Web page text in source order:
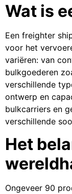
Wat is
Een freighter
voor het
variëren: van
bulkgoederen
verschillende
ontwerp en
bulkcarriers en
verschillende
Het
Ongeveer 90